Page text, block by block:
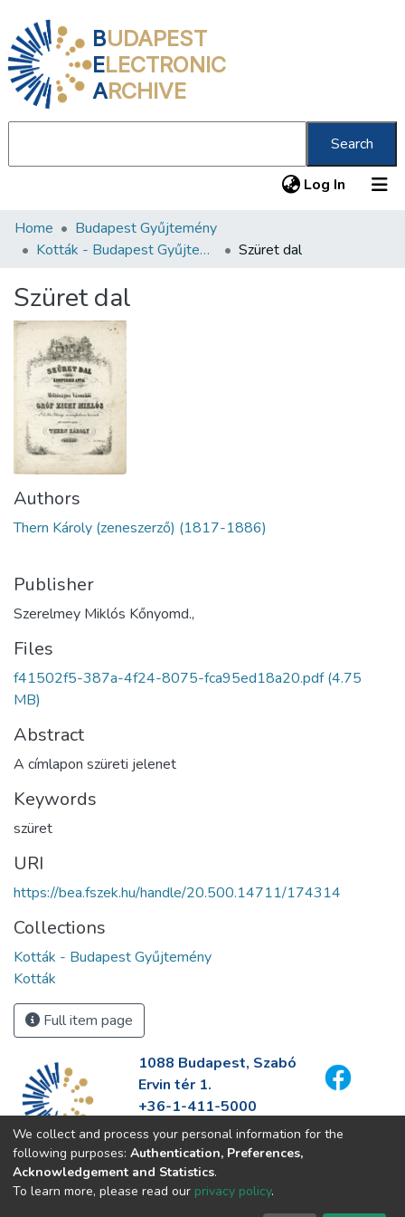
BUDAPEST
ELECTRONIC
ARCHIVE
Search
Log In (current)
Communities & Collections
Statistics
About us
Home
Budapest Gyűjtemény
Kották - Budapest Gyűjtemény
Szüret dal
Szüret dal
Authors
Thern Károly (zeneszerző) (1817-1886)
Publisher
Szerelmey Miklós Kőnyomd.,
Files
f41502f5-387a-4f24-8075-fca95ed18a20.pdf(4.75
MB)
Abstract
A címlapon szüreti jelenet
Keywords
szüret
URI
https://bea.fszek.hu/handle/20.500.14711/174314
Collections
Kották - Budapest Gyűjtemény
Kották
Full item page
1088 Budapest, Szabó
Ervin tér 1.
+36-1-411-5000
info@fszek.hu
https://fszek.hu
We collect and process your personal information for the
following purposes: Authentication, Preferences,
Acknowledgement and Statistics.
To learn more, please read our privacy policy.